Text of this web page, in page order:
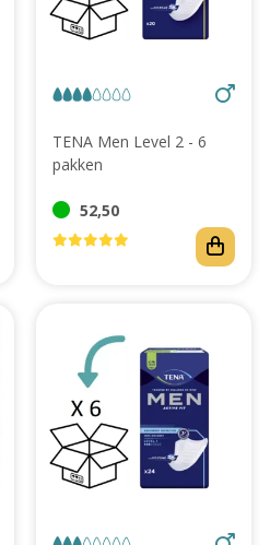
TENA Men Level 2 - 6
pakken
52,50